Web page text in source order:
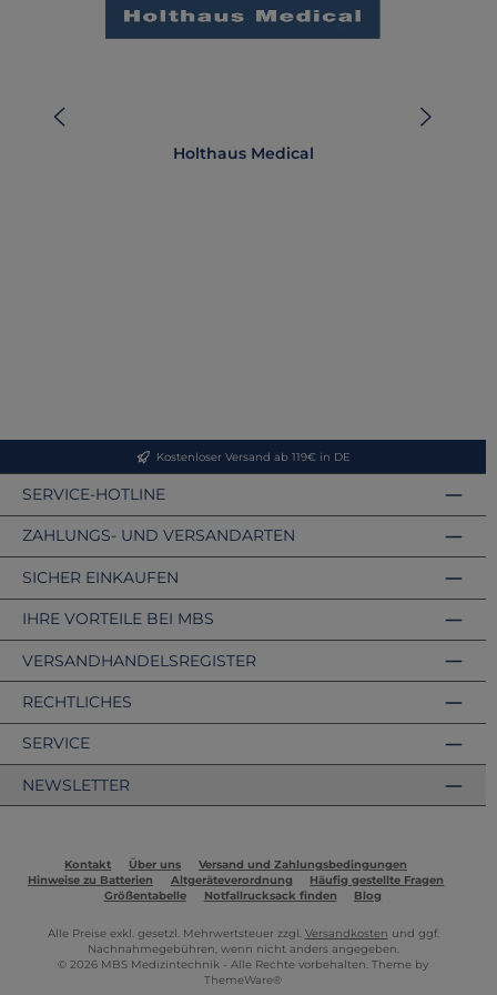
Holthaus Medical
Kostenloser Versand ab 119€ in DE
SERVICE-HOTLINE
ZAHLUNGS- UND VERSANDARTEN
VERSANDHANDELSREGISTER
SICHER EINKAUFEN
IHRE VORTEILE BEI MBS
RECHTLICHES
SERVICE
NEWSLETTER
Kontakt Über uns
Versand und Zahlungsbedingungen
Hinweise zu Batterien
Altgeräteverordnung
Häufig gestellte Fragen
Größentabelle
Notfallrucksack finden Blog
Alle Preise exkl. gesetzl. Mehrwertsteuer zzgl. Versandkosten und ggf.
Nachnahmegebühren, wenn nicht anders angegeben.
© 2026 MBS Medizintechnik - Alle Rechte vorbehalten. Theme by
ThemeWare®